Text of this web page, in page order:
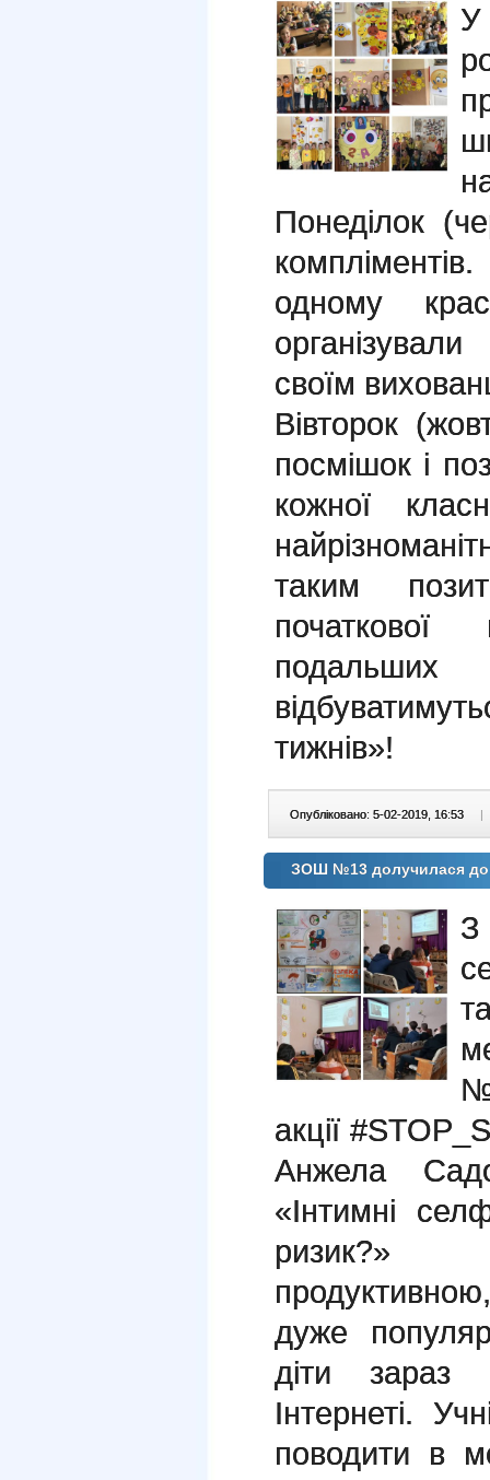
Понеділок
одному
своїм
Вівторок
посмішок і
кожної
таким
тижнів»!
Опубліковано: 5-02-2019, 16:53 |
ЗОШ №13 долучилася до
З
акції
Анжела
«Інтимні
ризик?»
дуже
діти зараз
Інтернеті.
поводити в